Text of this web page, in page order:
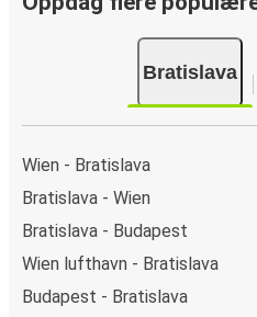
Bratislava
Wien - Bratislava
Bratislava - Wien
Bratislava - Budapest
Wien lufthavn - Bratislava
Budapest - Bratislava